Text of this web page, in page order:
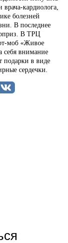
кардиолога,
болезней
В последнее
В ТРЦ
моб «Живое
себя внимание
подарки в виде
сердечки.